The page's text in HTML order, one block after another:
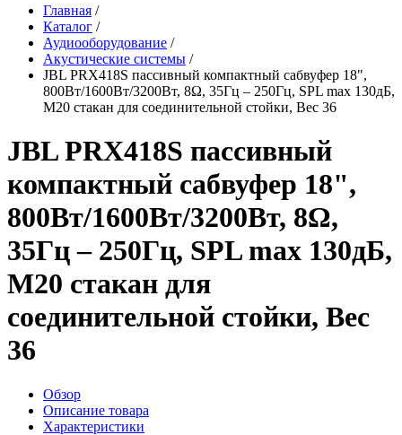
Главная /
Каталог /
Аудиооборудование /
Акустические системы /
JBL PRX418S пассивный компактный сабвуфер 18",
800Вт/1600Вт/3200Вт, 8Ω, 35Гц – 250Гц, SPL max 130дБ,
M20 стакан для соединительной стойки, Вес 36
JBL PRX418S пассивный
компактный сабвуфер 18",
800Вт/1600Вт/3200Вт, 8Ω,
35Гц – 250Гц, SPL max 130дБ,
M20 стакан для
соединительной стойки, Вес
36
Обзор
Описание товара
Характеристики